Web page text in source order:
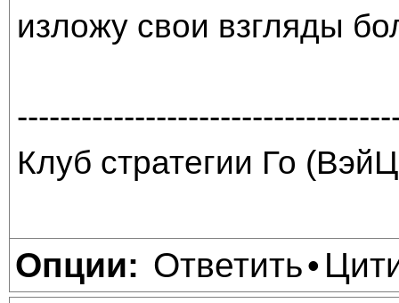
изложу свои взгляды
Клуб стратегии Го
Опции: Ответить•